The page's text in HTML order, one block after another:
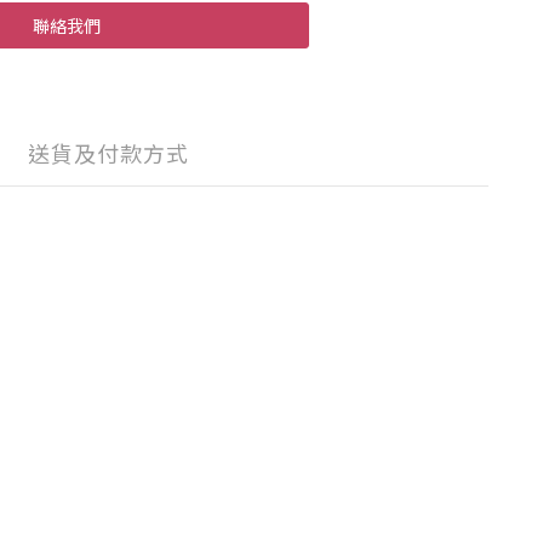
聯絡我們
送貨及付款方式